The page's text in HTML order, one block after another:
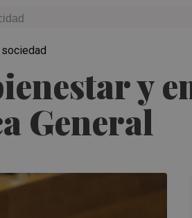
y
General